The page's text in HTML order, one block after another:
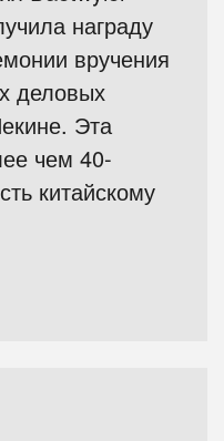
награду
вручения
деловых
Эта
чем 40-
китайскому